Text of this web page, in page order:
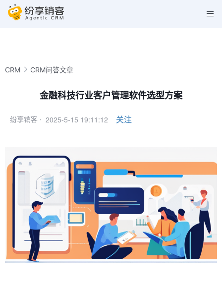
CRM CRM问答文章
金融科技行业客户管理软件选型方案
纷享销客 · 2025-5-15 19:11:12 关注